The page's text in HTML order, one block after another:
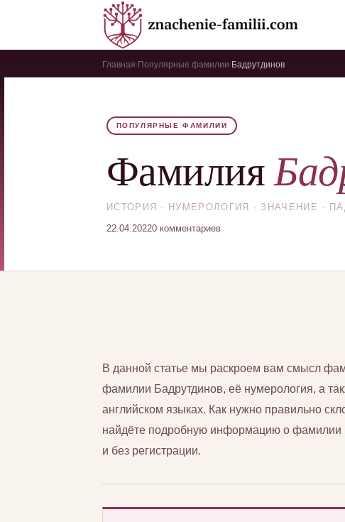
Главная Популярные фамилии Бадрутдинов
ПОПУЛЯРНЫЕ ФАМИЛИИ
Фамилия
ИСТОРИЯ · НУМЕРОЛОГИЯ · ЗНАЧЕНИЕ ·
22.04.20220 комментариев
В данной статье мы раскроем вам смысл
фамилии Бадрутдинов, её нумерология, а
английском языках. Как нужно правильно
найдёте подробную информацию о фамилии
и без регистрации.